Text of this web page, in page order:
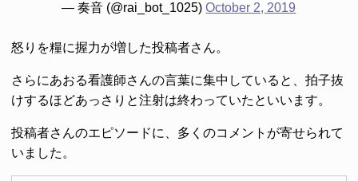
— 奏音 (@rai_bot_1025)October 2, 2019
怒りを糧に握力が増した投稿者さん。
さらにあおる看護師さんの言葉に集中していると、拍子抜
けするほどあっさりと注射は終わっていたといいます。
投稿者さんのエピソードに、多くのコメントが寄せられて
いました。